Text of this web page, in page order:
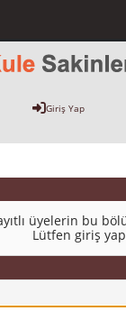
Giriş Yap
üyelerin bu
Lütfen giriş